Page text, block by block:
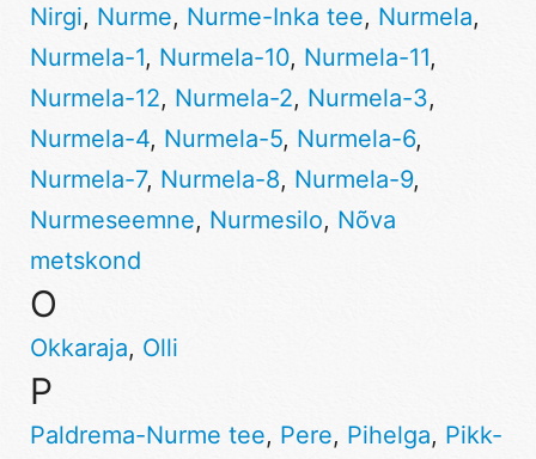
Nirgi, Nurme, Nurme-Inka tee, Nurmela,
Nurmela-1, Nurmela-10, Nurmela-11,
Nurmela-12, Nurmela-2, Nurmela-3,
Nurmela-4, Nurmela-5, Nurmela-6,
Nurmela-7, Nurmela-8, Nurmela-9,
Nurmeseemne, Nurmesilo, Nõva
metskond
O
Okkaraja, Olli
P
Paldrema-Nurme tee, Pere, Pihelga, Pikk-